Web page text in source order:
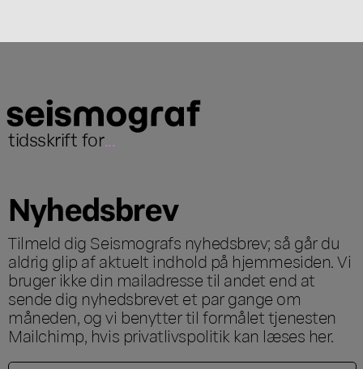
tidsskrift for...
Nyhedsbrev
Tilmeld dig Seismografs nyhedsbrev; så går du
aldrig glip af aktuelt indhold på hjemmesiden. Vi
bruger ikke din mailadresse til andet end at
sende dig nyhedsbrevet et par gange om
måneden, og vi benytter til formålet tjenesten
Mailchimp, hvis privatlivspolitik kan læses her.